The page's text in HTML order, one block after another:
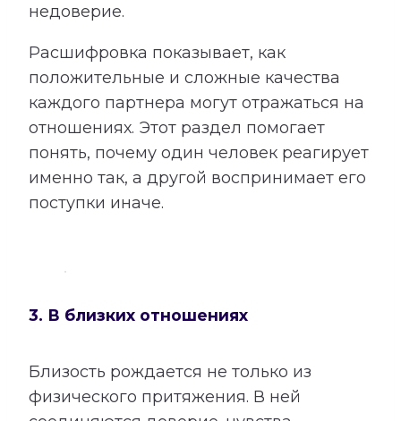
недоверие.
Расшифровка показывает, как
положительные и сложные качества
каждого партнера могут отражаться на
отношениях. Этот раздел помогает
понять, почему один человек реагирует
именно так, а другой воспринимает его
поступки иначе.
3. В близких отношениях
Близость рождается не только из
физического притяжения. В ней